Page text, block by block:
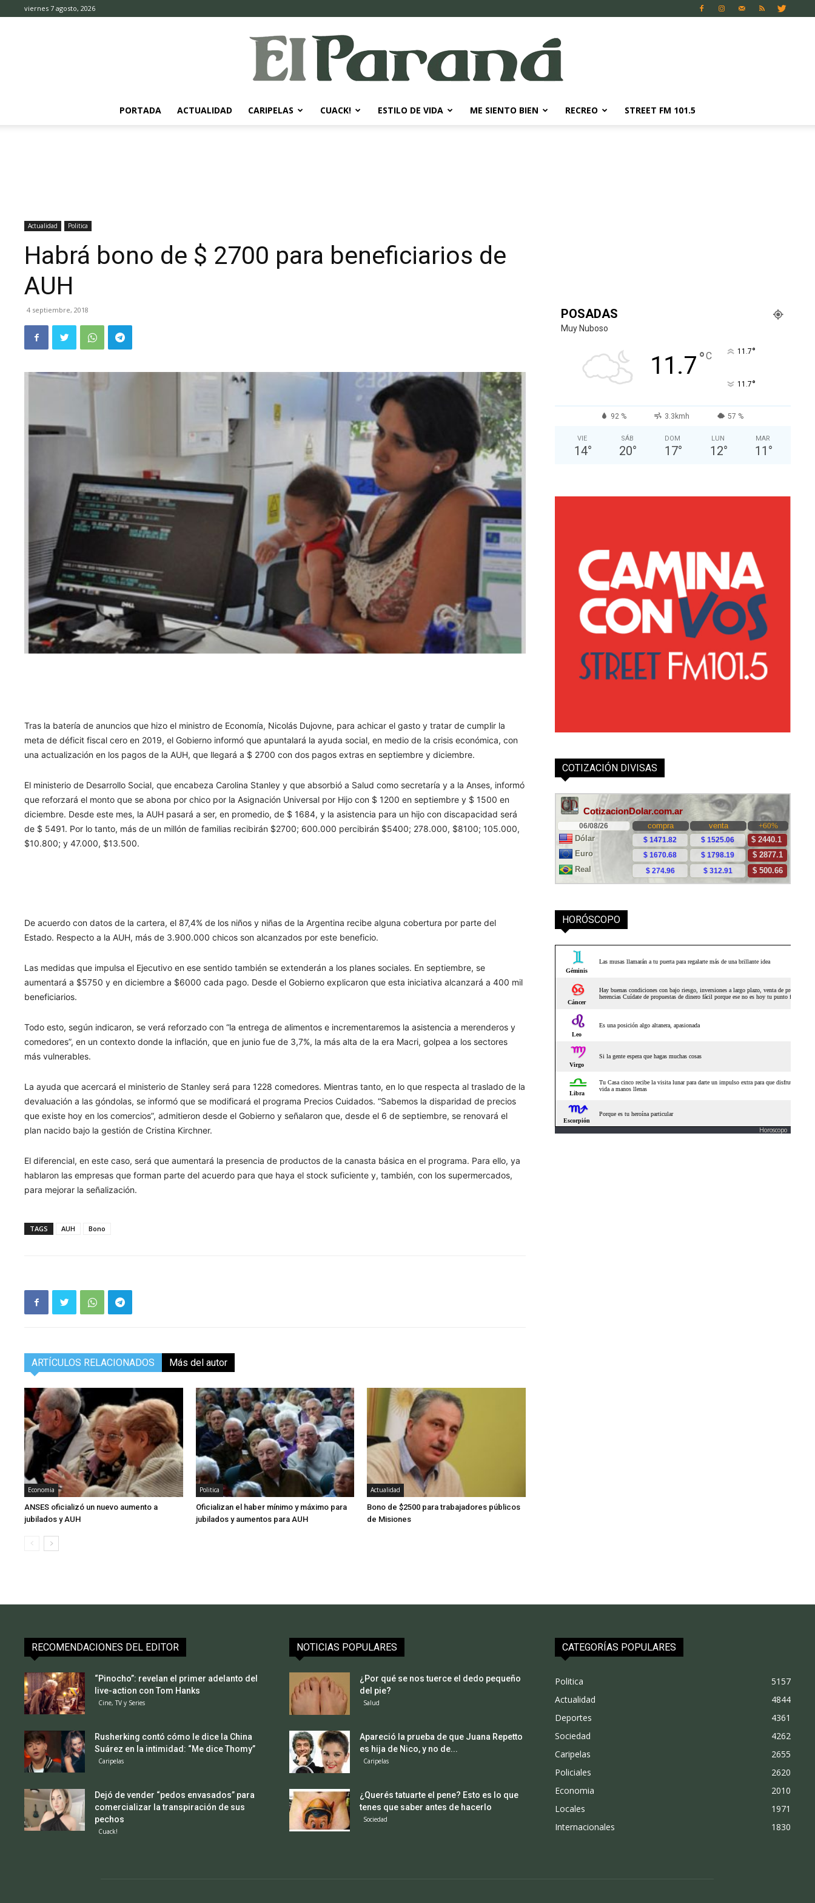
viernes 7 agosto, 2026
PORTADA ACTUALIDAD CARIPELAS CUACK! ESTILO DE VIDA ME SIENTO BIEN RECREO STREET FM 101.5
Actualidad Politica
Habrá bono de $ 2700 para beneficiarios de
AUH
4 septiembre, 2018
Tras la batería de anuncios que hizo el ministro de Economía, Nicolás Dujovne, para achicar el gasto y tratar de cumplir la
meta de déficit fiscal cero en 2019, el Gobierno informó que apuntalará la ayuda social, en medio de la crisis económica, con
una actualización en los pagos de la AUH, que llegará a $ 2700 con dos pagos extras en septiembre y diciembre.
El ministerio de Desarrollo Social, que encabeza Carolina Stanley y que absorbió a Salud como secretaría y a la Anses, informó
que reforzará el monto que se abona por chico por la Asignación Universal por Hijo con $ 1200 en septiembre y $ 1500 en
diciembre. Desde este mes, la AUH pasará a ser, en promedio, de $ 1684, y la asistencia para un hijo con discapacidad será
de $ 5491. Por lo tanto, más de un millón de familias recibirán $2700; 600.000 percibirán $5400; 278.000, $8100; 105.000,
$10.800; y 47.000, $13.500.
De acuerdo con datos de la cartera, el 87,4% de los niños y niñas de la Argentina recibe alguna cobertura por parte del
Estado. Respecto a la AUH, más de 3.900.000 chicos son alcanzados por este beneficio.
Las medidas que impulsa el Ejecutivo en ese sentido también se extenderán a los planes sociales. En septiembre, se
aumentará a $5750 y en diciembre a $6000 cada pago. Desde el Gobierno explicaron que esta iniciativa alcanzará a 400 mil
beneficiarios.
Todo esto, según indicaron, se verá reforzado con “la entrega de alimentos e incrementaremos la asistencia a merenderos y
comedores”, en un contexto donde la inflación, que en junio fue de 3,7%, la más alta de la era Macri, golpea a los sectores
más vulnerables.
La ayuda que acercará el ministerio de Stanley será para 1228 comedores. Mientras tanto, en lo que respecta al traslado de la
devaluación a las góndolas, se informó que se modificará el programa Precios Cuidados. “Sabemos la disparidad de precios
que existe hoy en los comercios”, admitieron desde el Gobierno y señalaron que, desde el 6 de septiembre, se renovará el
plan nacido bajo la gestión de Cristina Kirchner.
El diferencial, en este caso, será que aumentará la presencia de productos de la canasta básica en el programa. Para ello, ya
hablaron las empresas que forman parte del acuerdo para que haya el stock suficiente y, también, con los supermercados,
para mejorar la señalización.
TAGS AUH Bono
ARTÍCULOS RELACIONADOS Más del autor
Economia
ANSES oficializó un nuevo aumento a
jubilados y AUH
Politica
Oficializan el haber mínimo y máximo para
jubilados y aumentos para AUH
Actualidad
Bono de $2500 para trabajadores públicos
de Misiones
POSADAS
Muy Nuboso
11.7°C 11.7°
11.7°
92 % 3.3kmh 57 %
VIE
14°
SÁB
20°
DOM
17°
LUN
12°
MAR
11 °
COTIZACIÓN DIVISAS
HORÓSCOPO
Horoscopo
RECOMENDACIONES DEL EDITOR
“Pinocho”: revelan el primer adelanto del
live-action con Tom Hanks
Cine, TV y Series
Rusherking contó cómo le dice la China
Suárez en la intimidad: “Me dice Thomy”
Caripelas
Dejó de vender “pedos envasados” para
comercializar la transpiración de sus
pechos
Cuack!
NOTICIAS POPULARES
¿Por qué se nos tuerce el dedo pequeño
del pie?
Salud
Apareció la prueba de que Juana Repetto
es hija de Nico, y no de...
Caripelas
¿Querés tatuarte el pene? Esto es lo que
tenes que saber antes de hacerlo
Sociedad
CATEGORÍAS POPULARES
Politica
5157
Actualidad
4844
Deportes
4361
Sociedad
4262
Caripelas
2655
Policiales
2620
Economia
2010
Locales
1971
Internacionales
1830